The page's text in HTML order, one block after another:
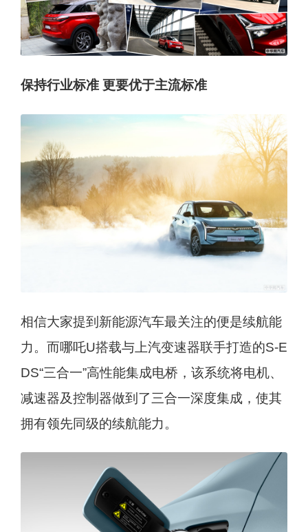
保持行业标准 更要优于主流标准
相信大家提到新能源汽车最关注的便是续航能
力。而哪吒U搭载与上汽变速器联手打造的S-E
DS“三合一”高性能集成电桥，该系统将电机、
减速器及控制器做到了三合一深度集成，使其
拥有领先同级的续航能力。